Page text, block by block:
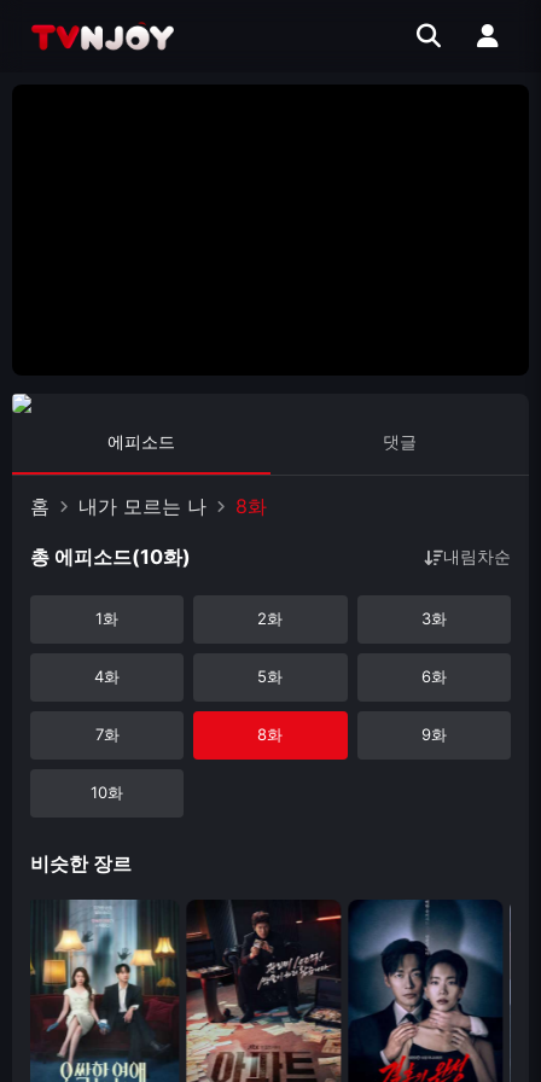
에피소드 댓글
홈 내가 모르는 나 8화
총 에피소드(10화) 내림차순
1화 2화 3화
4화 5화 6화
7화 8화 9화
10화
비슷한 장르